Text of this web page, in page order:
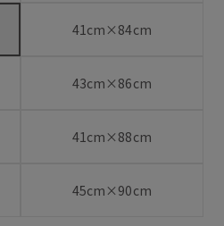
41cm×84cm
43cm×86cm
41cm×88cm
45cm×90cm